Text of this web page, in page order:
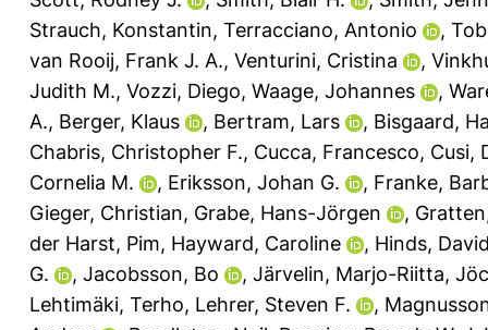
Strauch, Konstantin, Terracciano, Antonio ,
van Rooij, Frank J. A., Venturini, Cristina ,
Judith M., Vozzi, Diego, Waage, Johannes ,
A., Berger, Klaus , Bertram, Lars , Bisgaard,
Chabris, Christopher F., Cucca, Francesco, Cusi,
Cornelia M.
, Eriksson, Johan G. , Franke,
Gieger, Christian, Grabe, Hans-Jörgen ,
der Harst, Pim, Hayward, Caroline , Hinds,
G.
, Jacobsson, Bo , Järvelin, Marjo-Riitta,
Lehtimäki, Terho, Lehrer, Steven F. ,